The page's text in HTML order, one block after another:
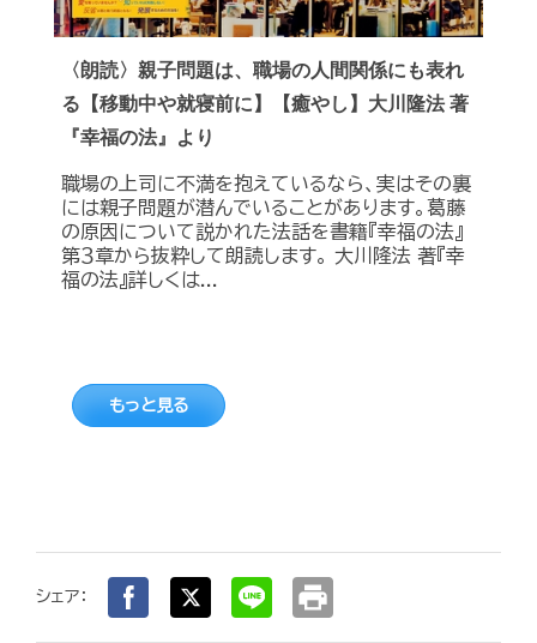
〈朗読〉親子問題は、職場の人間関係にも表れ
る【移動中や就寝前に】【癒やし】大川隆法 著
『幸福の法』より
職場の上司に不満を抱えているなら、実はその裏
には親子問題が潜んでいることがあります。葛藤
の原因について説かれた法話を書籍『幸福の法』
第３章から抜粋して朗読します。 大川隆法 著『幸
福の法』詳しくは...
もっと見る
シェア： print